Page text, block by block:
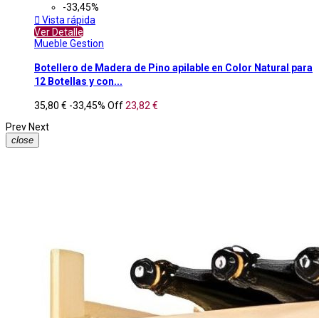
-33,45%
 Vista rápida
Ver Detalle
Mueble Gestion
Botellero de Madera de Pino apilable en Color Natural para
12 Botellas y con...
35,80 € -33,45% Off23,82 €
PrevNext
close